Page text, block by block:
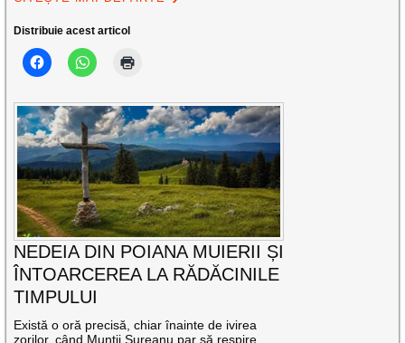
Distribuie acest articol
NEDEIA DIN POIANA MUIERII ȘI
ÎNTOARCEREA LA RĂDĂCINILE
TIMPULUI
Există o oră precisă, chiar înainte de ivirea
zorilor, când Munții Șureanu par să respire